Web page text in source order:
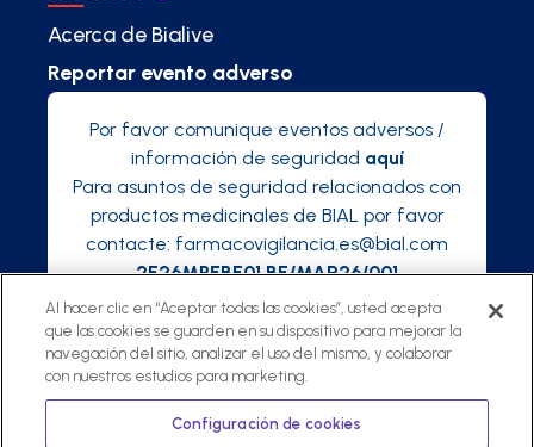
Acerca de Bialive
Reportar evento adverso
Por favor comunique eventos adversos /
información de seguridad aquí
Para asuntos de seguridad relacionados con
productos medicinales de BIAL por favor
contacte: farmacovigilancia.es@bial.com
2E26MPEBE01 BE/MAR26/001
© 2025 Bialive, una plataforma de Bial
Política de privacidad
Al hacer clic en “Aceptar todas las cookies”, usted acepta
que las cookies se guarden en su dispositivo para mejorar la
navegación del sitio, analizar el uso del mismo, y colaborar
con nuestros estudios para marketing.
Configuración de cookies